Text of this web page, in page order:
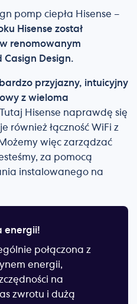
pomp ciepła Hisense –
Hisense został
renomowanym
Casign Design.
przyjazny, intuicyjny
z wieloma
Hisense naprawdę się
również łączność WiFi z
więc zarządzać
za pomocą
instalowanego na
energii!
połączona z
energii,
na
zwrotu i dużą